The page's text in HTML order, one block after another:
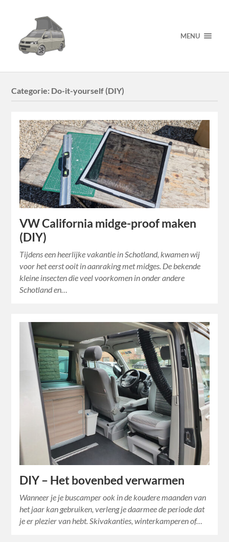
MENU
Categorie: Do-it-yourself (DIY)
VW California midge-proof maken
(DIY)
Tijdens een heerlijke vakantie in Schotland, kwamen wij
voor het eerst ooit in aanraking met midges. De bekende
kleine insecten die veel voorkomen in onder andere
Schotland en…
DIY – Het bovenbed verwarmen
Wanneer je je buscamper ook in de koudere maanden van
het jaar kan gebruiken, verleng je daarmee de periode dat
je er plezier van hebt. Skivakanties, winterkamperen of…